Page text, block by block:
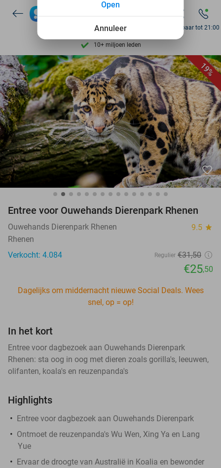
7 dagen per week beschikbaar
10+ miljoen leden
9,4 op basis van
Ontdek 15.000+ deals
7 dagen per week beschikbaar
10+ miljoen leden
Bereikbaar tot 21:00
19%
favorite_border
Entree voor Ouwehands Dierenpark Rhenen
Ouwehands Dierenpark Rhenen 9.5 star
Rhenen
Verkocht: 4.084
Regulier €31,50
€25,50
Dagelijks om middernacht nieuwe Social Deals. Wees
snel, op = op!
In het kort
Entree voor dagbezoek aan Ouwehands Dierenpark
Rhenen: sta oog in oog met dieren zoals gorilla's, leeuwen,
olifanten, koala's en reuzenpanda's
Highlights
Entree voor dagbezoek aan Ouwehands Dierenpark
Ontmoet de reuzenpanda's Wu Wen, Xing Ya en Lang
Yue
Ervaar de droogte van Australië in Koalia en bewonder
Annuleer
Open